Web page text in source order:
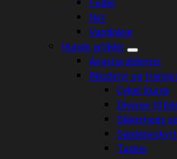
Net
Vandpleje
Hunde artikler
Angstproblemer
Biludstyr og
Cykel Kurve
Diverse til
Sikkerheds
Tasker